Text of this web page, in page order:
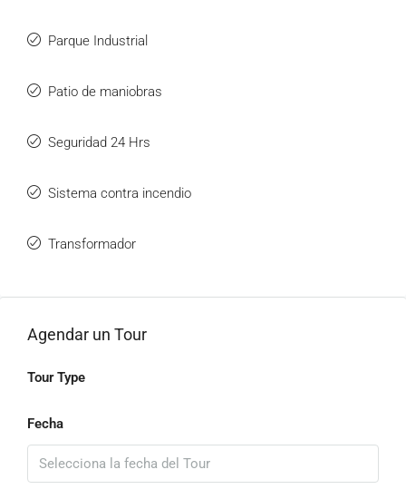
Parque Industrial
Patio de maniobras
Seguridad 24 Hrs
Sistema contra incendio
Transformador
Agendar un Tour
Tour Type
Fecha